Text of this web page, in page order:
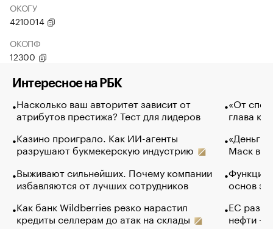
ОКОГУ
4210014
ОКОПФ
12300
Интересное на РБК
Насколько ваш авторитет зависит от
атрибутов престижа? Тест для лидеров
Казино проиграло. Как ИИ-агенты
разрушают букмекерскую индустрию
Выживают сильнейших. Почему компании
избавляются от лучших сотрудников
Как банк Wildberries резко нарастил
кредиты селлерам до атак на склады
«От
глава
«Деньги
Маск в
Функции
основ
ЕС
нефти —